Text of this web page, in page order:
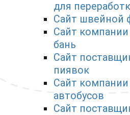
для
Сайт швейной
Сайт компании
бань
Сайт
пиявок
Сайт
автобусов
Сайт